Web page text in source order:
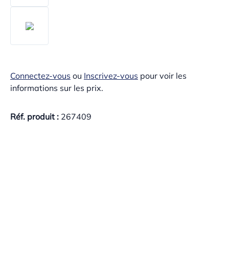
Connectez-vous ou Inscrivez-vous pour voir les
informations sur les prix.
Réf. produit : 267409